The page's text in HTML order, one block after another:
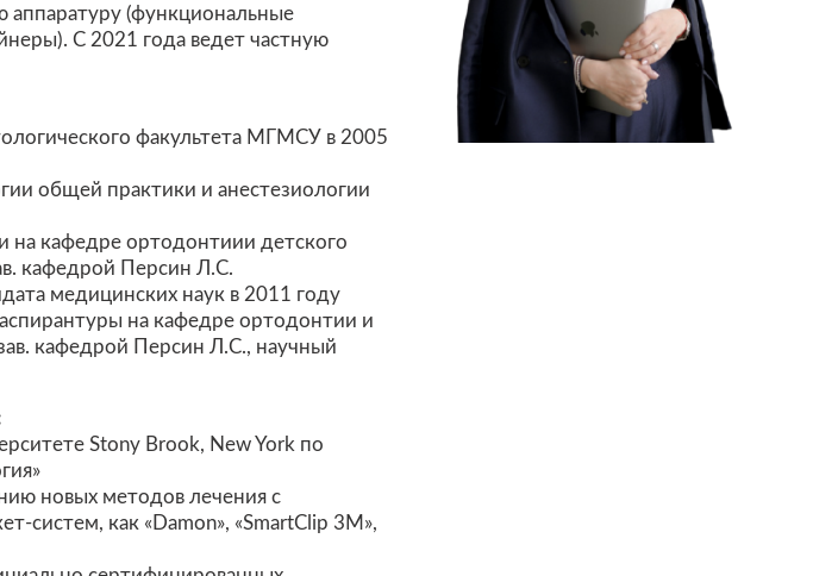
(функциональные
С 2021 года ведет частную
факультета МГМСУ в 2005
общей практики и анестезиологии
кафедре ортодонтиии детского
кафедрой Персин Л.С.
медицинских наук в 2011 году
на кафедре ортодонтии и
кафедрой Персин Л.С., научный
Stony Brook, New York по
новых методов лечения с
систем, как «Damon», «SmartClip 3M»,